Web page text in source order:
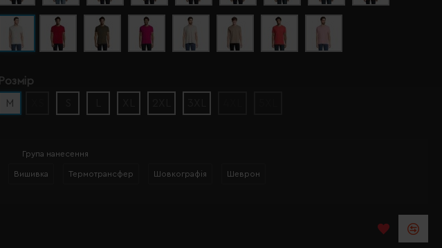
Розмір
M
Група нанесення
Вишивка Термотрансфер Шовкографія Шеврон